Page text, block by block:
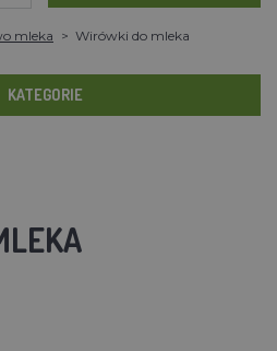
mleka Wirówki do mleka
KATEGORIE